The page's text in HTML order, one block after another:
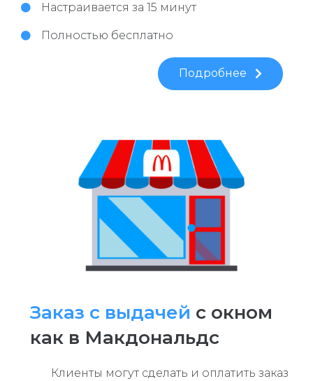
Настраивается за 15 минут
Полностью бесплатно
Подробнее
Заказ с выдачей с окном
как в Макдональдс
Клиенты могут сделать и оплатить заказ